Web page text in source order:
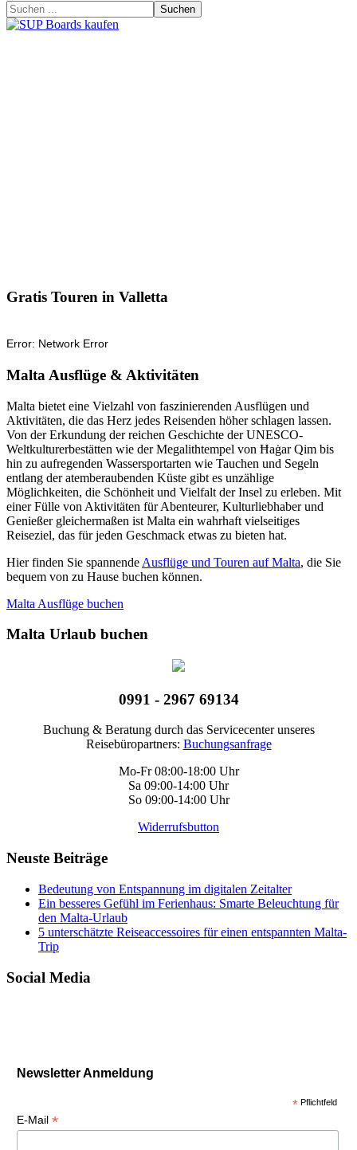
Suchen
Gratis Touren in Valletta
Malta Ausflüge & Aktivitäten
Malta bietet eine Vielzahl von faszinierenden Ausflügen und
Aktivitäten, die das Herz jedes Reisenden höher schlagen lassen.
Von der Erkundung der reichen Geschichte der UNESCO-
Weltkulturerbestätten wie der Megalithtempel von Ħaġar Qim bis
hin zu aufregenden Wassersportarten wie Tauchen und Segeln
entlang der atemberaubenden Küste gibt es unzählige
Möglichkeiten, die Schönheit und Vielfalt der Insel zu erleben. Mit
einer Fülle von Aktivitäten für Abenteurer, Kulturliebhaber und
Genießer gleichermaßen ist Malta ein wahrhaft vielseitiges
Reiseziel, das für jeden Geschmack etwas zu bieten hat.
Hier finden Sie spannende Ausflüge und Touren auf Malta, die Sie
bequem von zu Hause buchen können.
Malta Ausflüge buchen
Malta Urlaub buchen
0991 - 2967 69134
Buchung & Beratung durch das Servicecenter unseres
Reisebüropartners: Buchungsanfrage
Mo-Fr 08:00-18:00 Uhr
Sa 09:00-14:00 Uhr
So 09:00-14:00 Uhr
Widerrufsbutton
Neuste Beiträge
Bedeutung von Entspannung im digitalen Zeitalter
Ein besseres Gefühl im Ferienhaus: Smarte Beleuchtung für
den Malta-Urlaub
5 unterschätzte Reiseaccessoires für einen entspannten Malta-
Trip
Social Media
Newsletter Anmeldung
* Pflichtfeld
E-Mail *